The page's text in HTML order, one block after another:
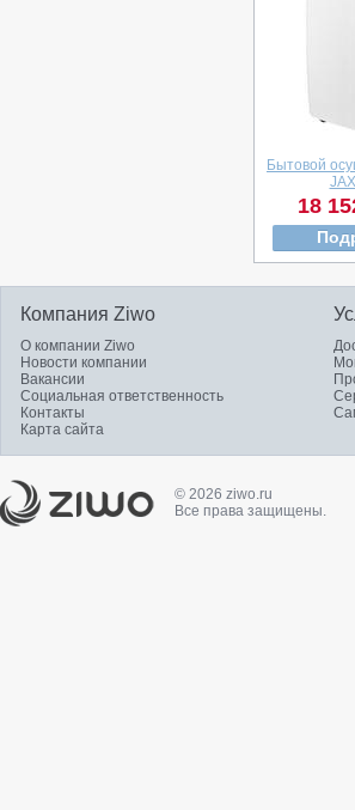
Бытовой
18
Компания Ziwo
О компании Ziwo
Новости компании
Вакансии
Социальная ответственность
Контакты
Карта сайта
© 2026 ziwo.ru
Все права защищены.